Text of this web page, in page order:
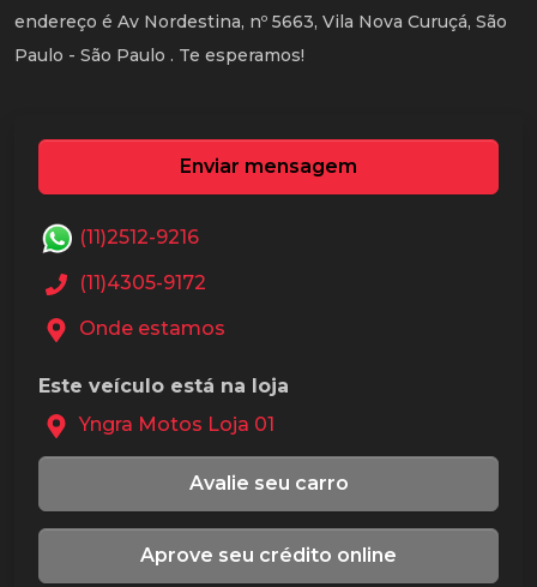
endereço é Av Nordestina, nº 5663, Vila Nova Curuçá, São
Paulo - São Paulo . Te esperamos!
Enviar mensagem
(11)2512-9216
(11)4305-9172
Onde estamos
Este veículo está na loja
Yngra Motos Loja 01
Avalie seu carro
Aprove seu crédito online